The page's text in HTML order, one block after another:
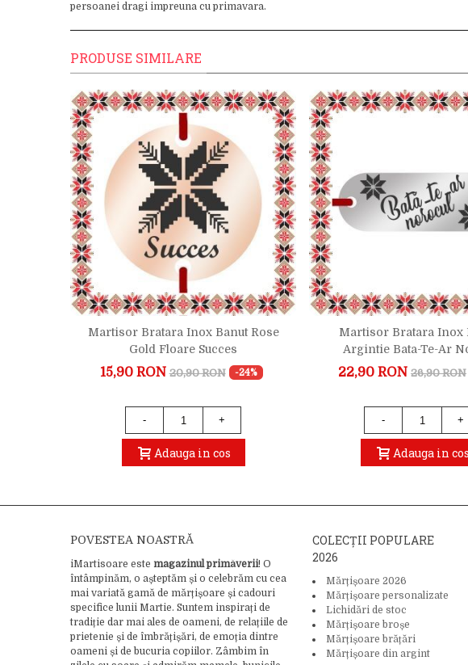
persoanei dragi impreuna cu primavara.
PRODUSE SIMILARE
Martisor Bratara Inox Banut Rose
Gold Floare Succes
15,90 RON 20,90 RON -24%
- +
Adauga in cos
Martisor Bratara Inox
Argintie Bata-Te-Ar
22,90 RON 26,90 RON
- +
Adauga in cos
POVESTEA NOASTRĂ
iMartisoare este magazinul primăverii! O
întâmpinăm, o așteptăm și o celebrăm cu cea
mai variată gamă de mărțișoare și cadouri
specifice lunii Martie. Suntem inspirați de
tradiție dar mai ales de oameni, de relațiile de
prietenie și de îmbrățișări, de emoția dintre
oameni și de bucuria copiilor. Zâmbim în
COLECȚII POPULARE
2026
Mărțișoare 2026
Mărțișoare personalizate
Lichidări de stoc
Mărțișoare broșe
Mărțișoare brățări
Mărțișoare din argint